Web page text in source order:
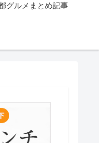
グルメまとめ記事